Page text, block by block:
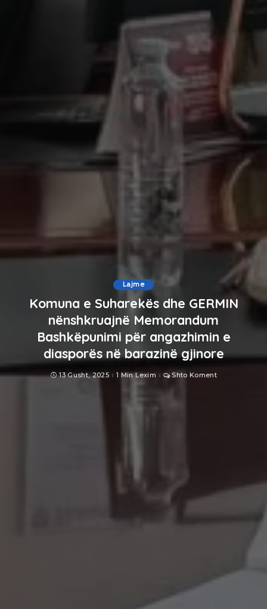
Lajme
Komuna e Suharekës dhe GERMIN
nënshkruajnë Memorandum
Bashkëpunimi për angazhimin e
diasporës në barazinë gjinore
13 Gusht, 2025 1 Min Lexim Shto Koment